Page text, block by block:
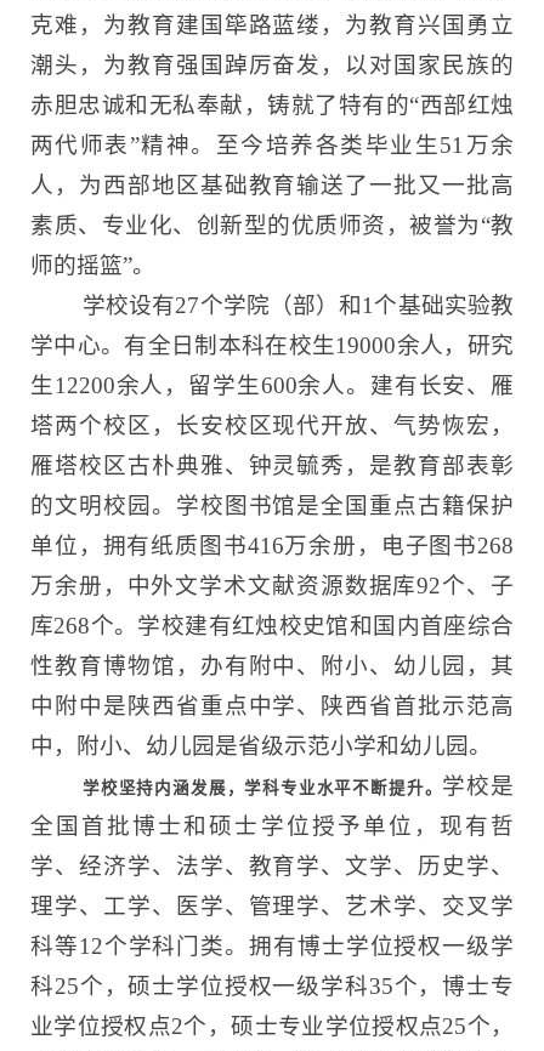
克难，为教育建国筚路蓝缕，为教育兴国勇立
潮头，为教育强国踔厉奋发，以对国家民族的
赤胆忠诚和无私奉献，铸就了特有的“西部红烛
两代师表”精神。至今培养各类毕业生51万余
人，为西部地区基础教育输送了一批又一批高
素质、专业化、创新型的优质师资，被誉为“教
师的摇篮”。
学校设有27个学院（部）和1个基础实验教
学中心。有全日制本科在校生19000余人，研究
生12200余人，留学生600余人。建有长安、雁
塔两个校区，长安校区现代开放、气势恢宏，
雁塔校区古朴典雅、钟灵毓秀，是教育部表彰
的文明校园。学校图书馆是全国重点古籍保护
单位，拥有纸质图书416万余册，电子图书268
万余册，中外文学术文献资源数据库92个、子
库268个。学校建有红烛校史馆和国内首座综合
性教育博物馆，办有附中、附小、幼儿园，其
中附中是陕西省重点中学、陕西省首批示范高
中，附小、幼儿园是省级示范小学和幼儿园。
学校坚持内涵发展，学科专业水平不断提升。 学校是
全国首批博士和硕士学位授予单位，现有哲
学、经济学、法学、教育学、文学、历史学、
理学、工学、医学、管理学、艺术学、交叉学
科等12个学科门类。拥有博士学位授权一级学
科25个，硕士学位授权一级学科35个，博士专
业学位授权点2个，硕士专业学位授权点25个，